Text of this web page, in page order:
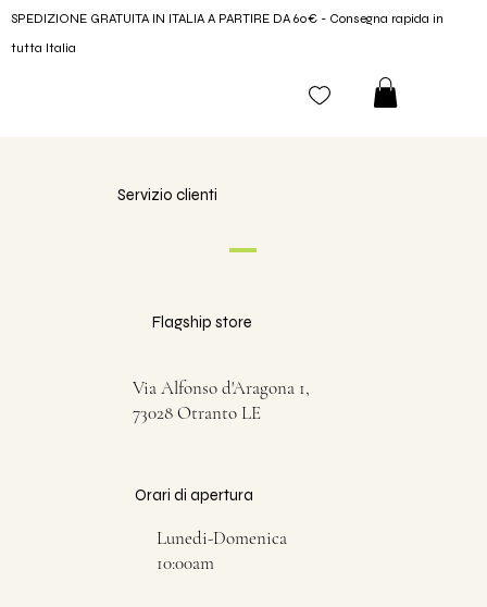
SPEDIZIONE GRATUITA IN ITALIA A PARTIRE DA 60€ - Consegna rapida in
tutta Italia
Flagship store
Orari di apertura
Lunedi-Domenica
10:00am
Via Alfonso d'Aragona 1,
73028 Otranto LE
Servizio clienti